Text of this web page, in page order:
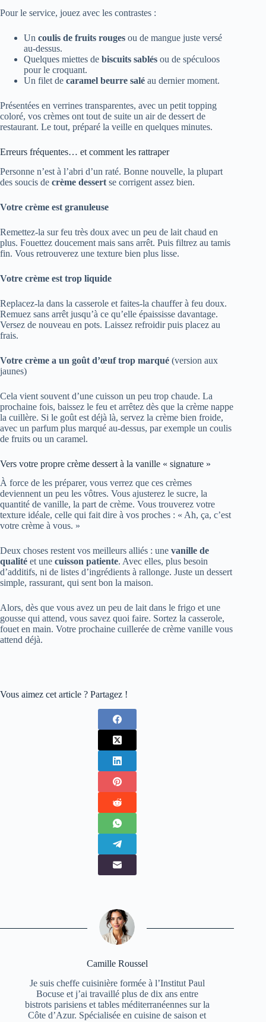
Pour le service, jouez avec les contrastes :
Un coulis de fruits rouges ou de mangue juste versé
au-dessus.
Quelques miettes de biscuits sablés ou de spéculoos
pour le croquant.
Un filet de caramel beurre salé au dernier moment.
Présentées en verrines transparentes, avec un petit topping
coloré, vos crèmes ont tout de suite un air de dessert de
restaurant. Le tout, préparé la veille en quelques minutes.
Erreurs fréquentes… et comment les rattraper
Personne n’est à l’abri d’un raté. Bonne nouvelle, la plupart
des soucis de crème dessert se corrigent assez bien.
Votre crème est granuleuse
Remettez-la sur feu très doux avec un peu de lait chaud en
plus. Fouettez doucement mais sans arrêt. Puis filtrez au tamis
fin. Vous retrouverez une texture bien plus lisse.
Votre crème est trop liquide
Replacez-la dans la casserole et faites-la chauffer à feu doux.
Remuez sans arrêt jusqu’à ce qu’elle épaississe davantage.
Versez de nouveau en pots. Laissez refroidir puis placez au
frais.
Votre crème a un goût d’œuf trop marqué (version aux
jaunes)
Cela vient souvent d’une cuisson un peu trop chaude. La
prochaine fois, baissez le feu et arrêtez dès que la crème nappe
la cuillère. Si le goût est déjà là, servez la crème bien froide,
avec un parfum plus marqué au-dessus, par exemple un coulis
de fruits ou un caramel.
Vers votre propre crème dessert à la vanille « signature »
À force de les préparer, vous verrez que ces crèmes
deviennent un peu les vôtres. Vous ajusterez le sucre, la
quantité de vanille, la part de crème. Vous trouverez votre
texture idéale, celle qui fait dire à vos proches : « Ah, ça, c’est
votre crème à vous. »
Deux choses restent vos meilleurs alliés : une vanille de
qualité et une cuisson patiente. Avec elles, plus besoin
d’additifs, ni de listes d’ingrédients à rallonge. Juste un dessert
simple, rassurant, qui sent bon la maison.
Alors, dès que vous avez un peu de lait dans le frigo et une
gousse qui attend, vous savez quoi faire. Sortez la casserole,
fouet en main. Votre prochaine cuillerée de crème vanille vous
attend déjà.
Vous aimez cet article ? Partagez !
Camille Roussel
Je suis cheffe cuisinière formée à l’Institut Paul
Bocuse et j’ai travaillé plus de dix ans entre
bistrots parisiens et tables méditerranéennes sur la
Côte d’Azur. Spécialisée en cuisine de saison et